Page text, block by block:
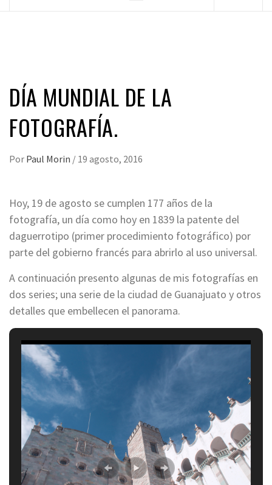
DÍA MUNDIAL DE LA
FOTOGRAFÍA.
Por Paul Morin / 19 agosto, 2016
Hoy, 19 de agosto se cumplen 177 años de la
fotografía, un día como hoy en 1839 la patente del
daguerrotipo (primer procedimiento fotográfico) por
parte del gobierno francés para abrirlo al uso universal.
A continuación presento algunas de mis fotografías en
dos series; una serie de la ciudad de Guanajuato y otros
detalles que embellecen el panorama.